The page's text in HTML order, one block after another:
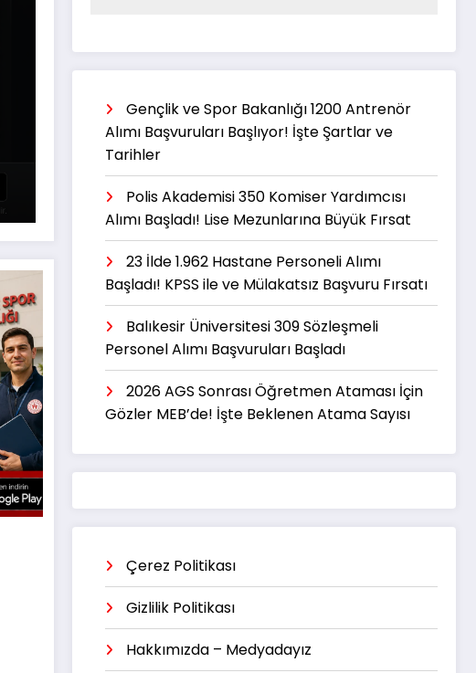
Gençlik ve Spor Bakanlığı 1200 Antrenör
Alımı Başvuruları Başlıyor! İşte Şartlar ve
Tarihler
Polis Akademisi 350 Komiser Yardımcısı
Alımı Başladı! Lise Mezunlarına Büyük Fırsat
23 İlde 1.962 Hastane Personeli Alımı
Başladı! KPSS ile ve Mülakatsız Başvuru Fırsatı
Balıkesir Üniversitesi 309 Sözleşmeli
Personel Alımı Başvuruları Başladı
2026 AGS Sonrası Öğretmen Ataması İçin
Gözler MEB’de! İşte Beklenen Atama Sayısı
Çerez Politikası
Gizlilik Politikası
Hakkımızda – Medyadayız